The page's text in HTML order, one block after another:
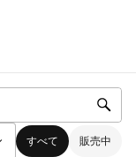
すべて 販売中